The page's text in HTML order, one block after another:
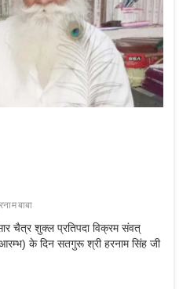
बाबा
चैत्र शुक्‍ल प्रतिपदा विक्रम संवत्
के दिन सतगुरू श्री हरनाम सिंह जी